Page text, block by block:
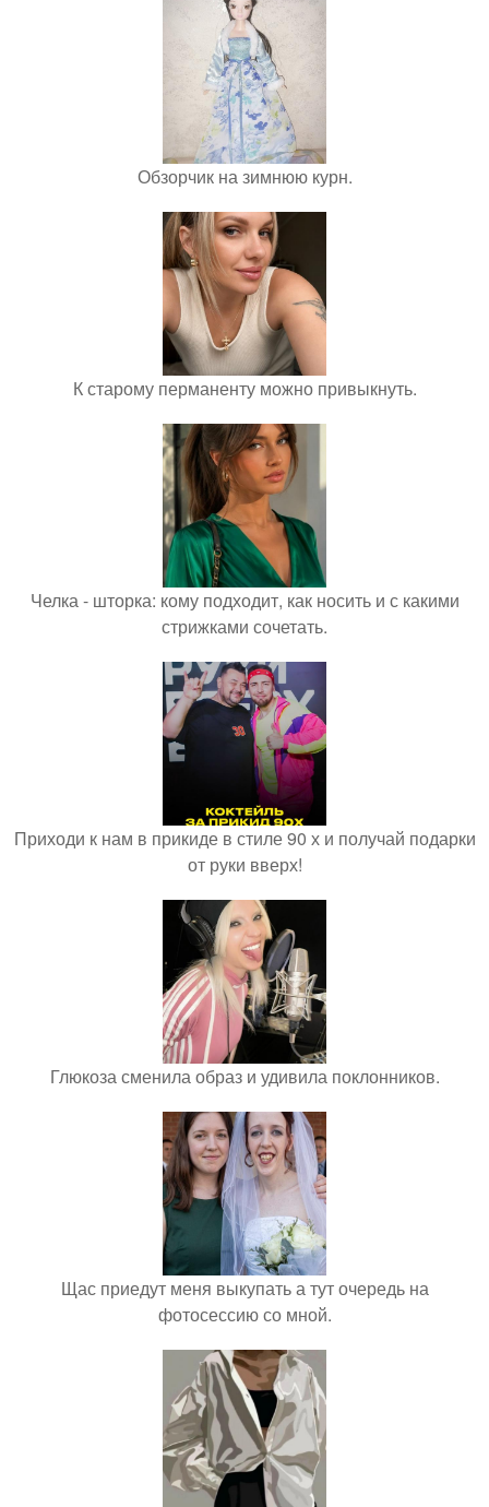
Обзорчик на зимнюю курн.
К старому перманенту можно привыкнуть.
Челка - шторка: кому подходит, как носить и с какими
стрижками сочетать.
Приходи к нам в прикиде в стиле 90 х и получай подарки
от руки вверх!
Глюкоза сменила образ и удивила поклонников.
Щас приедут меня выкупать а тут очередь на
фотосессию со мной.